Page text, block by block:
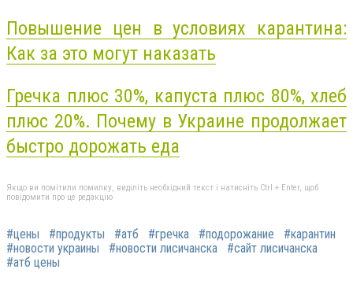
Повышение цен в условиях карантина:
Как за это могут наказать
Гречка плюс 30%, капуста плюс 80%, хлеб
плюс 20%. Почему в Украине продолжает
быстро дорожать еда
Якщо ви помітили помилку, виділіть необхідний текст і натисніть Ctrl + Enter, щоб
повідомити про це редакцію
#цены #продукты #атб #гречка #подорожание
#карантин
#новости украины
#новости лисичанска
#сайт лисичанска
#атб цены